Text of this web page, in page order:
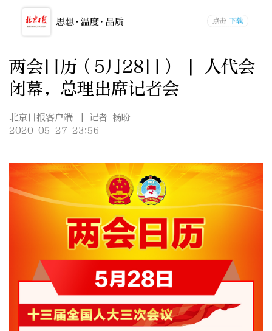
两会日历（5月28日） | 人代会
闭幕，总理出席记者会
北京日报客户端
| 记者 杨盼
2020-05-27 23:56